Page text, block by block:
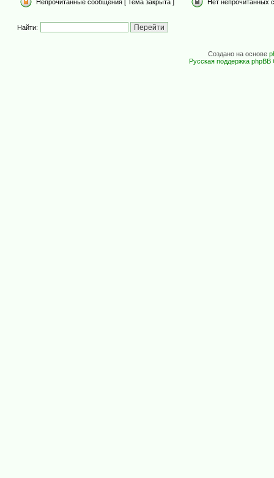
Непрочитанные сообщения [ Тема закрыта ] Нет непрочитанных
Найти:
Создано на основе
Русская поддержка phpBB